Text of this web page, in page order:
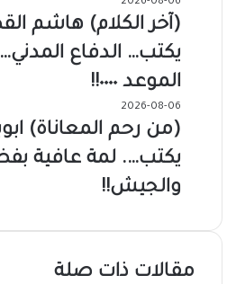
(آخر الكلام) هاشم
يكتب… الدفاع
الموعد ٠٠٠٠!!
2026-08-06
(من رحم المعاناة)
يكتب…. لمة عافية
والجيش!!
مقالات ذات صلة